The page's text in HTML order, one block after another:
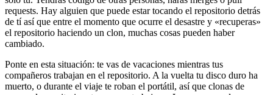
requests. Hay alguien que puede estar tocando el repositorio detrás
de tí así que entre el momento que ocurre el desastre y «recuperas»
el repositorio haciendo un clon, muchas cosas pueden haber
cambiado.
Ponte en esta situación: te vas de vacaciones mientras tus
compañeros trabajan en el repositorio. A la vuelta tu disco duro ha
muerto, o durante el viaje te roban el portátil, así que clonas de